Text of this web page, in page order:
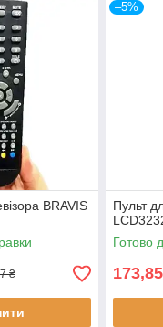
BRAVIS
₴
–5%
Пульт
Готово
173,85